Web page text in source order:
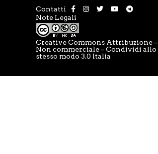
Contatti
Note Legali
Creative Commons Attribuzione –
Non commerciale – Condividi allo
stesso modo 3.0 Italia